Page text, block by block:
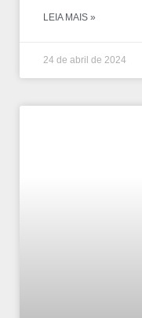
LEIA MAIS »
24 de abril de 2024